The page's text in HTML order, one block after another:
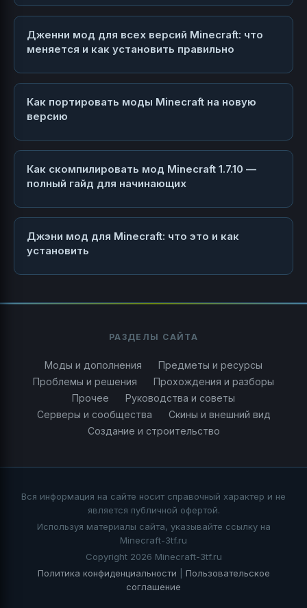
Дженни мод для всех версий Minecraft: что
меняется и как установить правильно
Как портировать моды Minecraft на новую
версию
Как скомпилировать мод Minecraft 1.7.10 —
полный гайд для начинающих
Джэни мод для Minecraft: что это и как
установить
РАЗДЕЛЫ САЙТА
Моды и дополнения
Предметы и ресурсы
Проблемы и решения
Прохождения и разборы
Прочее
Руководства и советы
Серверы и сообщества
Скины и внешний вид
Создание и строительство
Вся информация на сайте носит справочный характер и не
является публичной офертой.
Используя материалы сайта, указывайте ссылку на
Minecraft-3tf.ru
Copyright 2026 Minecraft-3tf.ru
Политика конфиденциальности
Пользовательское
соглашение